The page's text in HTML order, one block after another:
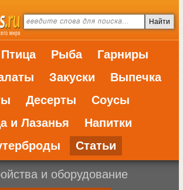
Птица Рыба
Гарниры
Закуски
Выпечка
Десерты
Соусы
и Лазанья
Напитки
Статьи
и оборудование